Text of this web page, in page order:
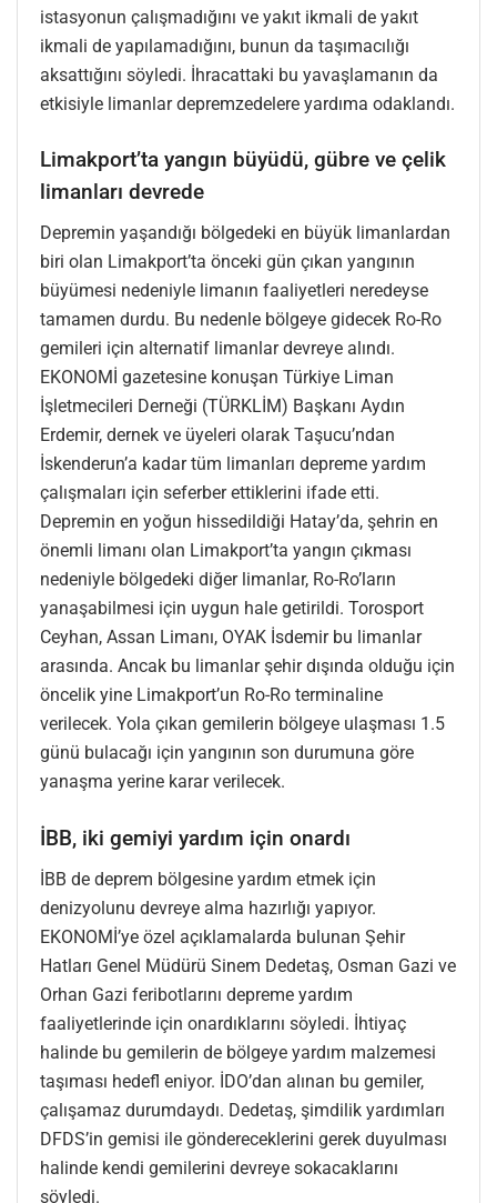
istasyonun çalışmadığını ve yakıt ikmali de yakıt
ikmali de yapılamadığını, bunun da taşımacılığı
aksattığını söyledi. İhracattaki bu yavaşlamanın da
etkisiyle limanlar depremzedelere yardıma odaklandı.
Limakport’ta yangın büyüdü, gübre ve çelik
limanları devrede
Depremin yaşandığı bölgedeki en büyük limanlardan
biri olan Limakport’ta önceki gün çıkan yangının
büyümesi nedeniyle limanın faaliyetleri neredeyse
tamamen durdu. Bu nedenle bölgeye gidecek Ro-Ro
gemileri için alternatif limanlar devreye alındı.
EKONOMİ gazetesine konuşan Türkiye Liman
İşletmecileri Derneği (TÜRKLİM) Başkanı Aydın
Erdemir, dernek ve üyeleri olarak Taşucu’ndan
İskenderun’a kadar tüm limanları depreme yardım
çalışmaları için seferber ettiklerini ifade etti.
Depremin en yoğun hissedildiği Hatay’da, şehrin en
önemli limanı olan Limakport’ta yangın çıkması
nedeniyle bölgedeki diğer limanlar, Ro-Ro’ların
yanaşabilmesi için uygun hale getirildi. Torosport
Ceyhan, Assan Limanı, OYAK İsdemir bu limanlar
arasında. Ancak bu limanlar şehir dışında olduğu için
öncelik yine Limakport’un Ro-Ro terminaline
verilecek. Yola çıkan gemilerin bölgeye ulaşması 1.5
günü bulacağı için yangının son durumuna göre
yanaşma yerine karar verilecek.
İBB, iki gemiyi yardım için onardı
İBB de deprem bölgesine yardım etmek için
denizyolunu devreye alma hazırlığı yapıyor.
EKONOMİ’ye özel açıklamalarda bulunan Şehir
Hatları Genel Müdürü Sinem Dedetaş, Osman Gazi ve
Orhan Gazi feribotlarını depreme yardım
faaliyetlerinde için onardıklarını söyledi. İhtiyaç
halinde bu gemilerin de bölgeye yardım malzemesi
taşıması hedefl eniyor. İDO’dan alınan bu gemiler,
çalışamaz durumdaydı. Dedetaş, şimdilik yardımları
DFDS’in gemisi ile göndereceklerini gerek duyulması
halinde kendi gemilerini devreye sokacaklarını
söyledi.